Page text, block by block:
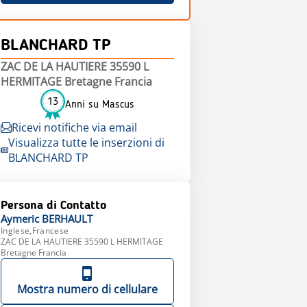
BLANCHARD TP
ZAC DE LA HAUTIERE 35590 L
HERMITAGE Bretagne Francia
13 Anni su Mascus
Ricevi notifiche via email
Visualizza tutte le inserzioni di
BLANCHARD TP
Persona di Contatto
Aymeric BERHAULT
Inglese,Francese
ZAC DE LA HAUTIERE 35590 L HERMITAGE
Bretagne Francia
Mostra numero di cellulare